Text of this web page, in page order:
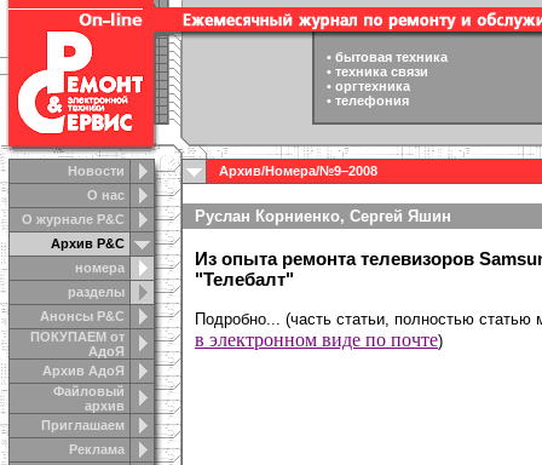
Новости
О нас
О журнале Р&С
Архив Р&С
номера
разделы
Анонсы Р&C
ПОКУПАЕМ от
АдоЯ
Архив АдоЯ
Файловый
архив
Приглашаем
Реклама
• бытовая техника
• техника связи
• оргтехника
• телефония
Архив/Номера/№9–2008
Руслан Корниенко, Сергей Яшин
Из опыта ремонта телевизоров
"Телебалт"
Подробно... (часть статьи, полностью
в электронном виде по почте)